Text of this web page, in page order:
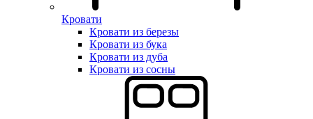
Кровати
Кровати из березы
Кровати из бука
Кровати из дуба
Кровати из сосны